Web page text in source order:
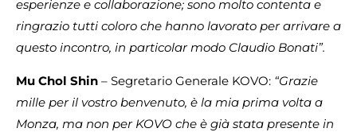
esperienze e collaborazione; sono molto contenta e
ringrazio tutti coloro che hanno lavorato per arrivare a
questo incontro, in particolar modo Claudio Bonati”.
Mu Chol Shin – Segretario Generale KOVO: “Grazie
mille per il vostro benvenuto, è la mia prima volta a
Monza, ma non per KOVO che è già stata presente in